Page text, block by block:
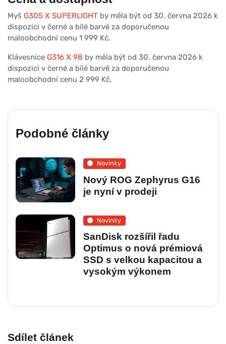
Myš G305 X SUPERLIGHT by měla být od 30. června 2026 k
dispozici v černé a bílé barvě za doporučenou
maloobchodní cenu 1 999 Kč.
Klávesnice G316 X 98 by měla být od 30. června 2026 k
dispozici v černé a bílé barvě za doporučenou
maloobchodní cenu 2 999 Kč.
Podobné články
Novinky
Nový ROG Zephyrus G16
je nyní v prodeji
Novinky
SanDisk rozšířil řadu
Optimus o nová prémiová
SSD s velkou kapacitou a
vysokým výkonem
Sdílet článek